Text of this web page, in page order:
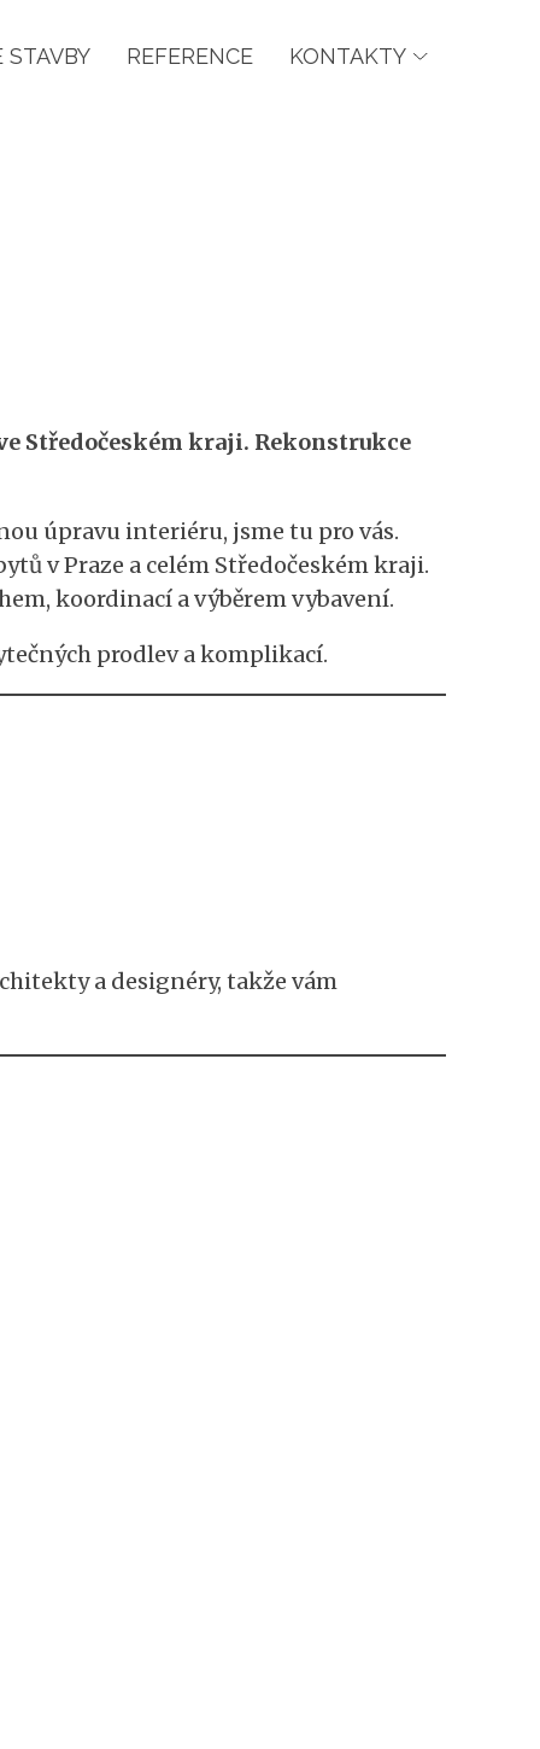
STAVBY REFERENCE KONTAKTY
Středočeském kraji. Rekonstrukce
úpravu interiéru, jsme tu pro vás.
v Praze a celém Středočeském kraji.
koordinací a výběrem vybavení.
prodlev a komplikací.
a designéry, takže vám